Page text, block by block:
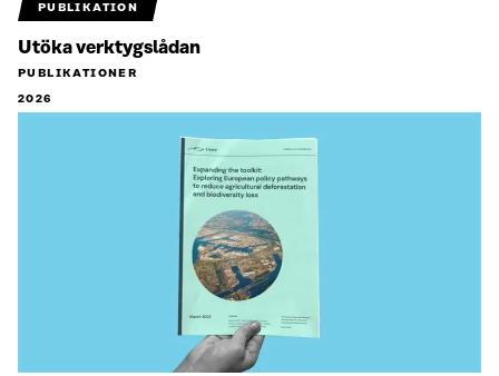
PUBLIKATION
Utöka verktygslådan
PUBLIKATIONER
2026